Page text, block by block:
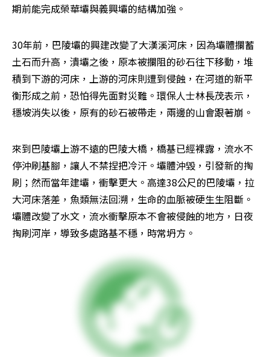
期前能完成榮華壩與義興壩的結構加強。
30年前，巴陵壩的興建改變了大漢溪河床，因為壩體攔蓄
土石而升高，潰壩之後，原本被攔阻的砂石往下移動，堆
積到下游的河床，上游的河床則遭到侵蝕，在河道的新平
衡形成之前，恐怕得先面對災難。環保人士林長茂表示，
穩坡消失以後，原有的砂石被帶走，兩邊的山會跟著崩。
來到巴陵壩上游不遠的巴陵大橋，橋基已經裸露，流水不
停沖刷基腳，讓人不禁捏把冷汗。壩體沖毀，引發新的掏
刷；然而當年建壩，衝擊更大。高達38公尺的巴陵壩，拉
大河床落差，魚類無法回溯，生命的血脈被硬生生阻斷。
壩體改變了水文，流水衝擊原本不會被侵蝕的地方，日夜
掏刷河岸，導致多處路基不穩，時常坍方。